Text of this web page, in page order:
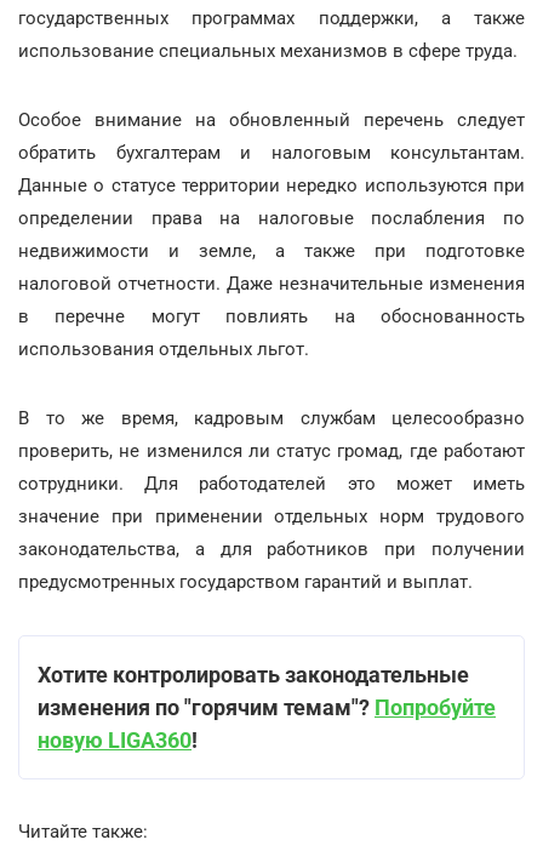
государственных программах поддержки, а также
использование специальных механизмов в сфере труда.
Особое внимание на обновленный перечень следует
обратить бухгалтерам и налоговым консультантам.
Данные о статусе территории нередко используются при
определении права на налоговые послабления по
недвижимости и земле, а также при подготовке
налоговой отчетности. Даже незначительные изменения
в перечне могут повлиять на обоснованность
использования отдельных льгот.
В то же время, кадровым службам целесообразно
проверить, не изменился ли статус громад, где работают
сотрудники. Для работодателей это может иметь
значение при применении отдельных норм трудового
законодательства, а для работников при получении
предусмотренных государством гарантий и выплат.
Хотите контролировать законодательные
изменения по "горячим темам"? Попробуйте
новую LIGA360!
Читайте также: